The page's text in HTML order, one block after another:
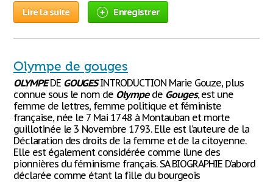
Lire la suite Enregistrer
Olympe de gouges
OLYMPEDE GOUGESINTRODUCTION Marie Gouze, plus
connue sous le nom de Olympede Gouges, est une
femme de lettres, femme politique et féministe
française, née le 7 Mai 1748 à Montauban et morte
guillotinée le 3 Novembre 1793. Elle est l’auteure de la
Déclaration des droits de la femme et de la citoyenne.
Elle est également considérée comme l’une des
pionnières du féminisme français. SA BIOGRAPHIE D’abord
déclarée comme étant la fille du bourgeois